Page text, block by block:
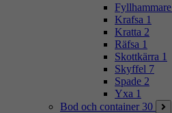
Fyllhammare
Krafsa 1
Kratta 2
Räfsa 1
Skottkärra 1
Skyffel 7
Spade 2
Yxa 1
Bod och container 30